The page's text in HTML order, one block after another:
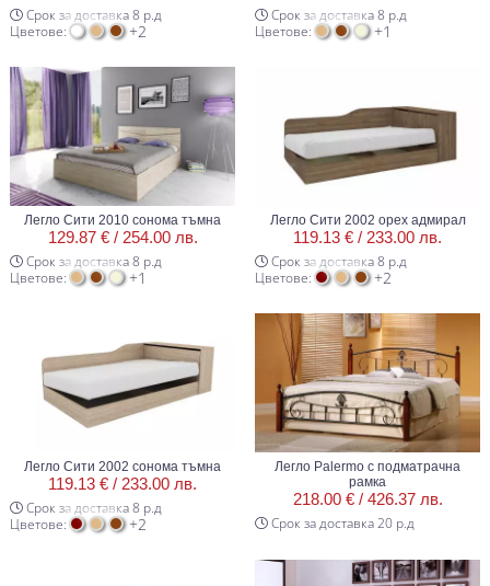
Срок за доставка 8 р.д
Цветове:
+2
Срок за доставка 8 р.д
Цветове:
+1
Легло Сити 2010 сонома тъмна
129.87 € / 254.00 лв.
Срок за доставка 8 р.д
Цветове:
+1
Легло Сити 2002 орех адмирал
119.13 € / 233.00 лв.
Срок за доставка 8 р.д
Цветове:
+2
Легло Сити 2002 сонома тъмна
119.13 € / 233.00 лв.
Срок за доставка 8 р.д
Цветове:
+2
Легло Palermo с подматрачна
рамка
218.00 € / 426.37 лв.
Срок за доставка 20 р.д